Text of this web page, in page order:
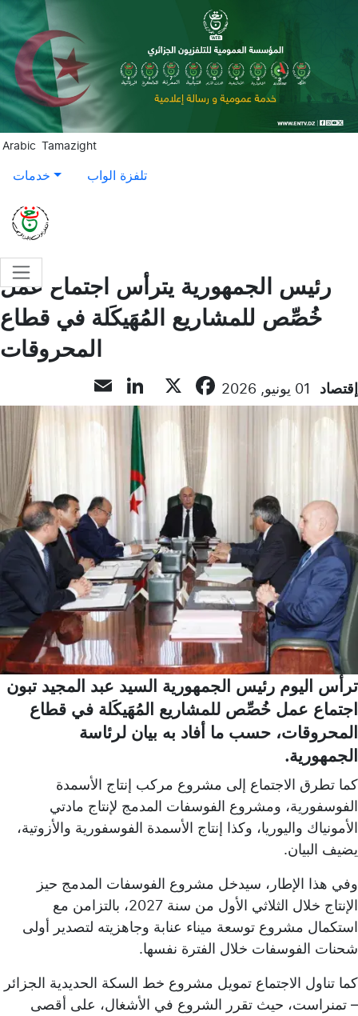
Aller au contenu principal
Arabic Tamazight
خدمات تلفزة الواب
رئيس الجمهورية يترأس اجتماع عمل
خُصِّص للمشاريع المُهَيكَلة في قطاع
المحروقات
إقتصاد 01 يونيو, 2026 Facebook
LinkedIn
ترأس اليوم رئيس الجمهورية السيد عبد المجيد تبون
اجتماع عمل خُصِّص للمشاريع المُهَيكَلة في قطاع
المحروقات، حسب ما أفاد به بيان لرئاسة
الجمهورية.
كما تطرق الاجتماع إلى مشروع مركب إنتاج الأسمدة
الفوسفورية، ومشروع الفوسفات المدمج لإنتاج مادتي
الأمونياك واليوريا، وكذا إنتاج الأسمدة الفوسفورية والأزوتية،
يضيف البيان.
وفي هذا الإطار، سيدخل مشروع الفوسفات المدمج حيز
الإنتاج خلال الثلاثي الأول من سنة 2027، بالتزامن مع
استكمال مشروع توسعة ميناء عنابة وجاهزيته لتصدير أولى
شحنات الفوسفات خلال الفترة نفسها.
كما تناول الاجتماع تمويل مشروع خط السكة الحديدية الجزائر
– تمنراست، حيث تقرر الشروع في الأشغال، على أقصى